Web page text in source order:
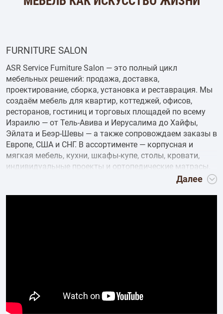
FURNITURE SALON
ASR Service Furniture Salon — это полный цикл
мебельных решений: продажа, доставка,
проектирование, сборка, установка и реставрация. Мы
создаём мебель для квартир, коттеджей, офисов,
ресторанов, гостиниц и торговых площадей по всему
Израилю — от Тель-Авива и Иерусалима до Хайфы,
Эйлата и Беэр-Шевы — а также сопровождаем заказы в
Европе, США и СНГ. В ассортименте — корпусная и
мягкая мебель, кухни, шкафы-купе, столы, кровати,
индивидуальные проекты и ортопедические матрасы.
Далее